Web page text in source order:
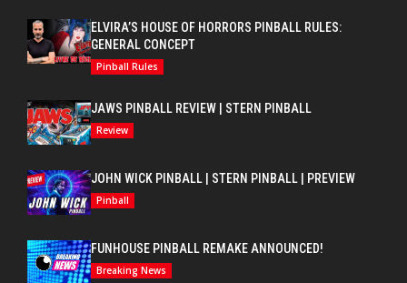
ELVIRA’S HOUSE OF HORRORS PINBALL RULES:
GENERAL CONCEPT
Pinball Rules
JAWS PINBALL REVIEW | STERN PINBALL
Review
JOHN WICK PINBALL | STERN PINBALL | PREVIEW
Pinball
FUNHOUSE PINBALL REMAKE ANNOUNCED!
Breaking News